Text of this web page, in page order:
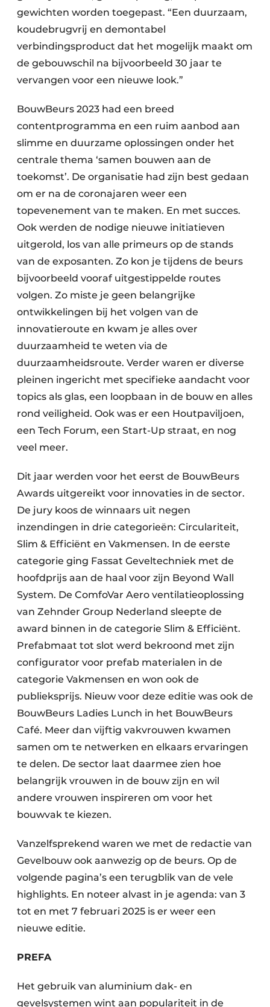
gewichten worden toegepast. “Een duurzaam,
koudebrugvrij en demontabel
verbindingsproduct dat het mogelijk maakt om
de gebouwschil na bijvoorbeeld 30 jaar te
vervangen voor een nieuwe look.”
BouwBeurs 2023 had een breed
contentprogramma en een ruim aanbod aan
slimme en duurzame oplossingen onder het
centrale thema ‘samen bouwen aan de
toekomst’. De organisatie had zijn best gedaan
om er na de coronajaren weer een
topevenement van te maken. En met succes.
Ook werden de nodige nieuwe initiatieven
uitgerold, los van alle primeurs op de stands
van de exposanten. Zo kon je tijdens de beurs
bijvoorbeeld vooraf uitgestippelde routes
volgen. Zo miste je geen belangrijke
ontwikkelingen bij het volgen van de
innovatieroute en kwam je alles over
duurzaamheid te weten via de
duurzaamheidsroute. Verder waren er diverse
pleinen ingericht met specifieke aandacht voor
topics als glas, een loopbaan in de bouw en alles
rond veiligheid. Ook was er een Houtpaviljoen,
een Tech Forum, een Start-Up straat, en nog
veel meer.
Dit jaar werden voor het eerst de BouwBeurs
Awards uitgereikt voor innovaties in de sector.
De jury koos de winnaars uit negen
inzendingen in drie categorieën: Circulariteit,
Slim & Efficiënt en Vakmensen. In de eerste
categorie ging Fassat Geveltechniek met de
hoofdprijs aan de haal voor zijn Beyond Wall
System. De ComfoVar Aero ventilatieoplossing
van Zehnder Group Nederland sleepte de
award binnen in de categorie Slim & Efficiënt.
Prefabmaat tot slot werd bekroond met zijn
configurator voor prefab materialen in de
categorie Vakmensen en won ook de
publieksprijs. Nieuw voor deze editie was ook de
BouwBeurs Ladies Lunch in het BouwBeurs
Café. Meer dan vijftig vakvrouwen kwamen
samen om te netwerken en elkaars ervaringen
te delen. De sector laat daarmee zien hoe
belangrijk vrouwen in de bouw zijn en wil
andere vrouwen inspireren om voor het
bouwvak te kiezen.
Vanzelfsprekend waren we met de redactie van
Gevelbouw ook aanwezig op de beurs. Op de
volgende pagina’s een terugblik van de vele
highlights. En noteer alvast in je agenda: van 3
tot en met 7 februari 2025 is er weer een
nieuwe editie.
PREFA
Het gebruik van aluminium dak- en
gevelsystemen wint aan populariteit in de